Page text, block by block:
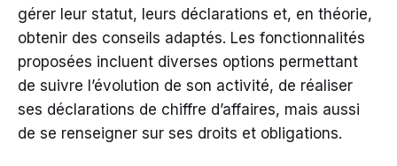
gérer leur statut, leurs déclarations et, en théorie,
obtenir des conseils adaptés. Les fonctionnalités
proposées incluent diverses options permettant
de suivre l’évolution de son activité, de réaliser
ses déclarations de chiffre d’affaires, mais aussi
de se renseigner sur ses droits et obligations.